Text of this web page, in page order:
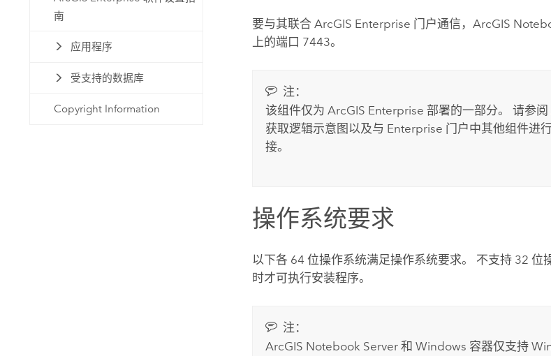
南
应用程序
受支持的数据库
Copyright Information
要与其联合ArcGIS Enterprise 门户通信，ArcGIS
上的端口 7443。
注：
该组件仅为 ArcGIS Enterprise 部署的一部分。 请参阅
获取逻辑示意图以及与 Enterprise 门户中其他组件进
接。
操作系统要求
以下各 64 位操作系统满足操作系统要求。 不支持 32 位
时才可执行安装程序。
注：
ArcGIS Notebook Server和 Windows 容器仅支持